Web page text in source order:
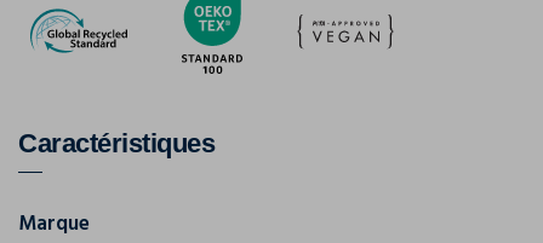
Caractéristiques
Marque